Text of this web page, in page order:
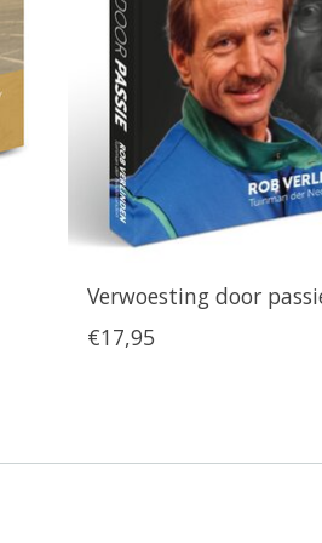
Verwoesting door
€17,95